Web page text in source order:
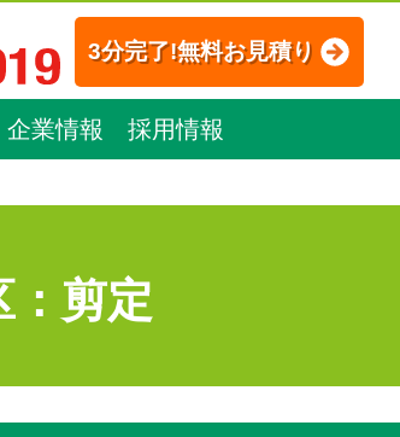
3分完了!無料お見積り
企業情報 採用情報
：剪定